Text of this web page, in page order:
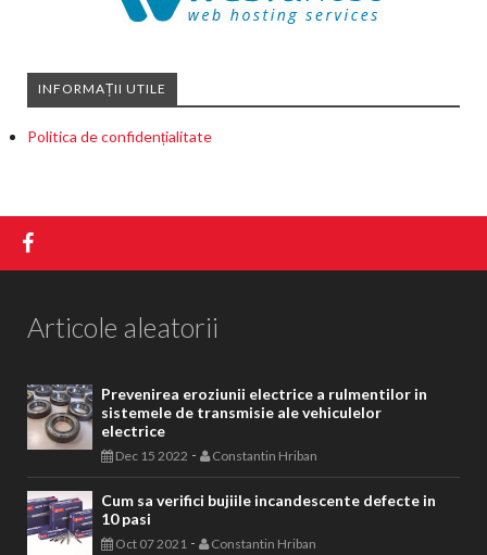
INFORMAȚII UTILE
Politica de confidențialitate
Articole aleatorii
Prevenirea eroziunii electrice a rulmentilor in
sistemele de transmisie ale vehiculelor
electrice
Dec 15 2022 - Constantin Hriban
Cum sa verifici bujiile incandescente defecte in
10 pasi
Oct 07 2021 - Constantin Hriban